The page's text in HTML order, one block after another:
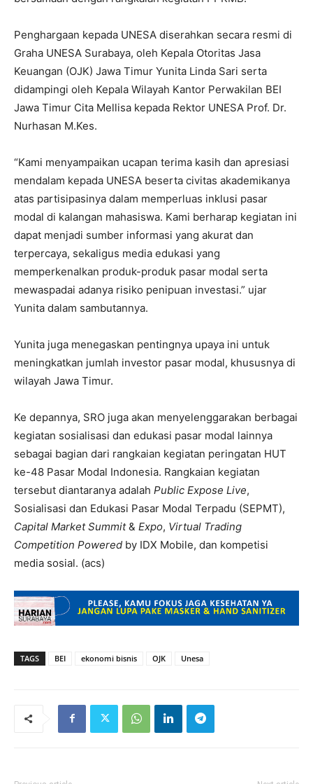
Penghargaan kepada UNESA diserahkan secara resmi di
Graha UNESA Surabaya, oleh Kepala Otoritas Jasa
Keuangan (OJK) Jawa Timur Yunita Linda Sari serta
didampingi oleh Kepala Wilayah Kantor Perwakilan BEI
Jawa Timur Cita Mellisa kepada Rektor UNESA Prof. Dr.
Nurhasan M.Kes.
“Kami menyampaikan ucapan terima kasih dan apresiasi
mendalam kepada UNESA beserta civitas akademikanya
atas partisipasinya dalam memperluas inklusi pasar
modal di kalangan mahasiswa. Kami berharap kegiatan ini
dapat menjadi sumber informasi yang akurat dan
terpercaya, sekaligus media edukasi yang
memperkenalkan produk-produk pasar modal serta
mewaspadai adanya risiko penipuan investasi.” ujar
Yunita dalam sambutannya.
Yunita juga menegaskan pentingnya upaya ini untuk
meningkatkan jumlah investor pasar modal, khususnya di
wilayah Jawa Timur.
Ke depannya, SRO juga akan menyelenggarakan berbagai
kegiatan sosialisasi dan edukasi pasar modal lainnya
sebagai bagian dari rangkaian kegiatan peringatan HUT
ke-48 Pasar Modal Indonesia. Rangkaian kegiatan
tersebut diantaranya adalah Public Expose Live,
Sosialisasi dan Edukasi Pasar Modal Terpadu (SEPMT),
Capital Market Summit& Expo, Virtual Trading
Competition Powered by IDX Mobile, dan kompetisi
media sosial. (acs)
TAGS BEI ekonomi bisnis OJK Unesa